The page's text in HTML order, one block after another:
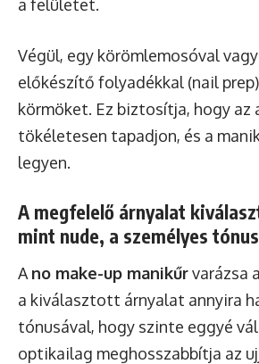
a felületet.
Végül, egy körömlemosóval
előkészítő folyadékkal (nail
körmöket. Ez biztosítja, hogy az
tökéletesen tapadjon, és a
legyen.
A megfelelő árnyalat
mint nude, a személyes
A no make-up manikűrvarázsa
a kiválasztott árnyalat annyira
tónusával, hogy szinte eggyé
optikailag meghosszabbítja az